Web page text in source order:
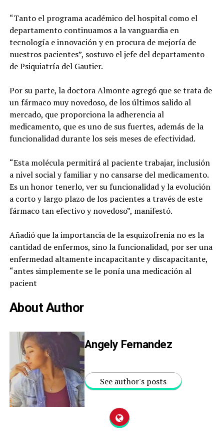
“Tanto el programa académico del hospital como el
departamento continuamos a la vanguardia en
tecnología e innovación y en procura de mejoría de
nuestros pacientes”, sostuvo el jefe del departamento
de Psiquiatría del Gautier.
Por su parte, la doctora Almonte agregó que se trata de
un fármaco muy novedoso, de los últimos salido al
mercado, que proporciona la adherencia al
medicamento, que es uno de sus fuertes, además de la
funcionalidad durante los seis meses de efectividad.
“Esta molécula permitirá al paciente trabajar, inclusión
a nivel social y familiar y no cansarse del medicamento.
Es un honor tenerlo, ver su funcionalidad y la evolución
a corto y largo plazo de los pacientes a través de este
fármaco tan efectivo y novedoso”, manifestó.
Añadió que la importancia de la esquizofrenia no es la
cantidad de enfermos, sino la funcionalidad, por ser una
enfermedad altamente incapacitante y discapacitante,
“antes simplemente se le ponía una medicación al
pacient
About Author
Angely Fernandez
See author's posts